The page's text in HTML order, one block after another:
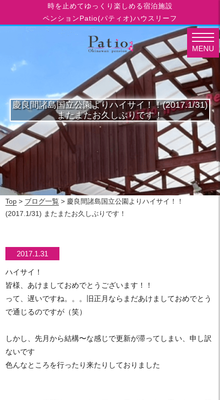
時を止めてゆっくり楽しめる宿泊施設
ペンションPatio(パティオ)ハウスリーフ
慶良間諸島国立公園よりハイサイ！！(2017.1/31)
またまたお久しぶりです！
Top > ブログ一覧 > 慶良間諸島国立公園よりハイサイ！！
(2017.1/31) またまたお久しぶりです！
2017.1.31
ハイサイ！
皆様、あけましておめでとうございます！！
って、遅いですね。。。旧正月ならまだあけましておめでとう
で通じるのですが（笑）
しかし、先月から結構〜な感じで更新が滞ってしまい、申し訳
ないです
色んなところを行ったり来たりしておりました
MENU